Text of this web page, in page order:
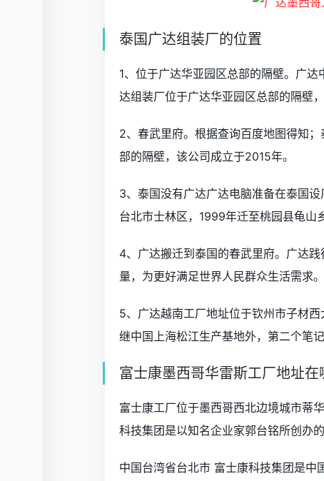
泰国广达组装厂的位置
1、位于广达华亚园区总部的隔壁。广
达组装厂位于广达华亚园区总部的隔壁
2、春武里府。根据查询百度地图得知
部的隔壁，该公司成立于2015年。
3、泰国没有广达广达电脑准备在泰国
台北市士林区，1999年迁至桃园县龟山
4、广达搬迁到泰国的春武里府。广达
量，为更好满足世界人民群众生活需求
5、广达越南工厂地址位于钦州市子材
继中国上海松江生产基地外，第二个笔
富士康墨西哥华雷斯工厂地址在
富士康工厂位于墨西哥西北边境城市蒂
科技集团是以知名企业家郭台铭所创办
中国台湾省台北市 富士康科技集团是中